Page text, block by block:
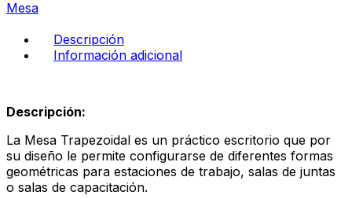
cantidad
Mesa
Descripción
Información adicional
Descripción:
La Mesa Trapezoidal es un práctico escritorio que por
su diseño le permite configurarse de diferentes formas
geométricas para estaciones de trabajo, salas de juntas
o salas de capacitación.